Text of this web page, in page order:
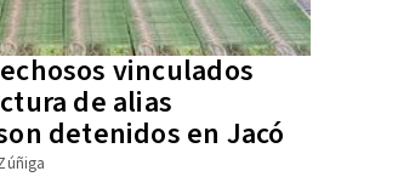
vinculados
de alias
detenidos en Jacó